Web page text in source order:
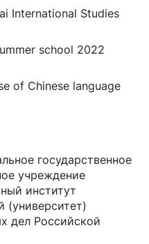
International Studies
school 2022
of Chinese language
государственное
учреждение
институт
дел Российской